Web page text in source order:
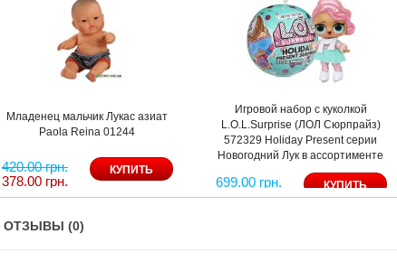
Младенец мальчик Лукас азиат
Paola Reina 01244
420.00 грн.
378.00 грн.
Игровой набор с куколкой
L.O.L.Surprise (ЛОЛ Сюрпрайз)
572329 Holiday Present серии
Новогодний Лук в ассортименте
699.00 грн.
ОТЗЫВЫ (0)